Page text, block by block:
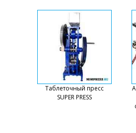
Таблеточный пресс
SUPER PRESS
Арсен
Уважаемый Роман я из
от вас КП на машину для
блистерной упаковки
Роман
на вашу